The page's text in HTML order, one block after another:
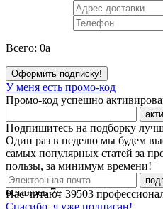
Всего: 0a
Оформить подписку!
У меня есть промо-код
Промо-код успешно
Подпишитесь на подборку
Один раз в неделю мы будем
самых популярных статей за
пользы, за минимум времени!
Нас читают 39503
осталось7с